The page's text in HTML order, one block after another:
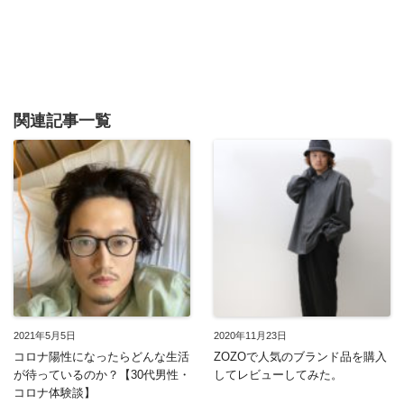
関連記事一覧
2021年5月5日
コロナ陽性になったらどんな生活
が待っているのか？【30代男性・
コロナ体験談】
2020年11月23日
ZOZOで人気のブランド品を購入
してレビューしてみた。